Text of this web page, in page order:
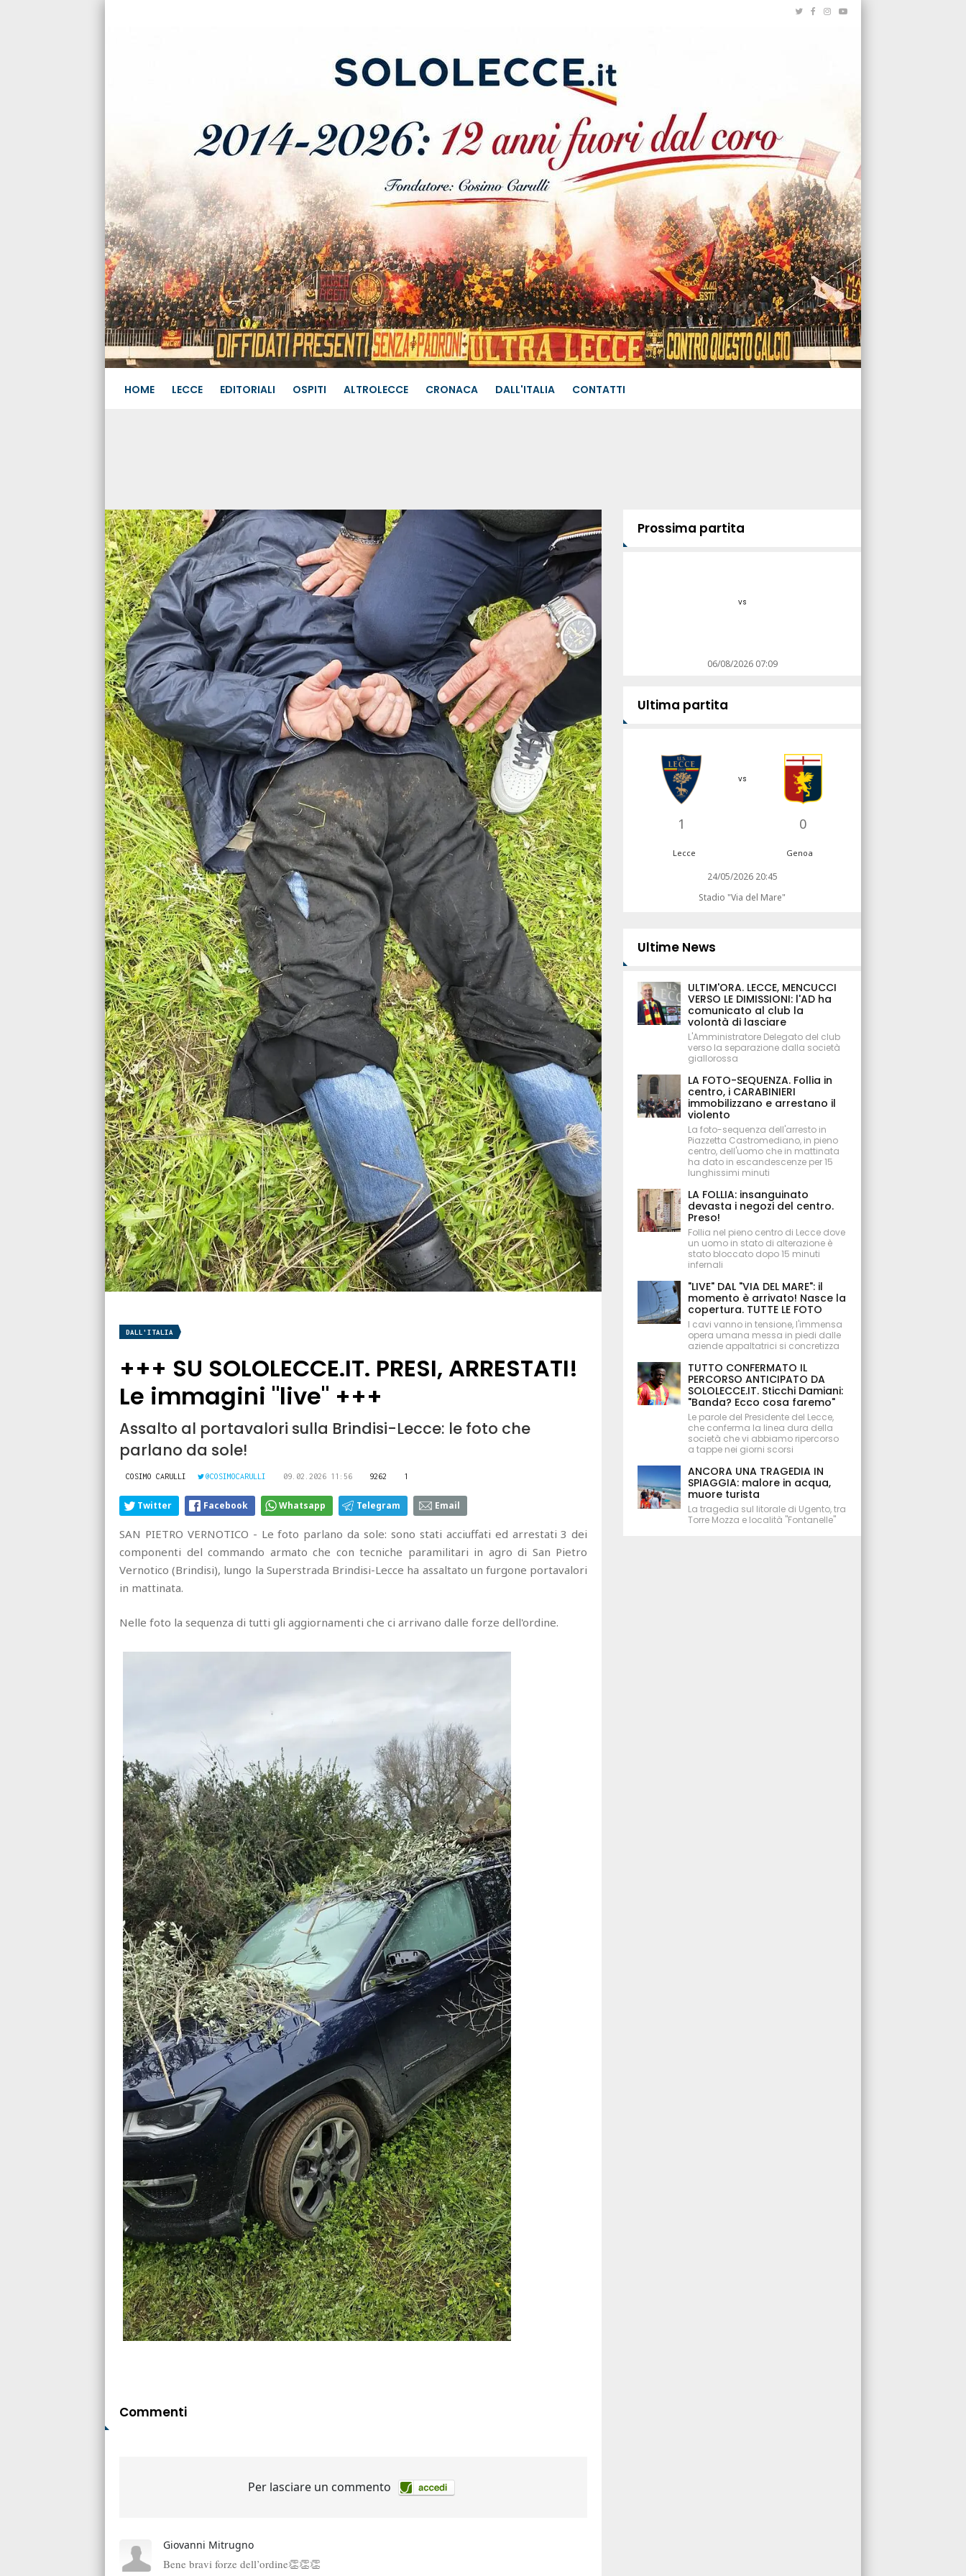
HOME LECCE EDITORIALI OSPITI ALTROLECCE CRONACA DALL'ITALIA CONTATTI
DALL'ITALIA
+++ SU SOLOLECCE.IT. PRESI, ARRESTATI!
Le immagini "live" +++
Assalto al portavalori sulla Brindisi-Lecce: le foto che
parlano da sole!
COSIMO CARULLI @COSIMOCARULLI 09.02.2026 11:56 9262 1
Twitter Facebook Whatsapp Telegram Email
SAN PIETRO VERNOTICO - Le foto parlano da sole: sono stati acciuffati ed arrestati 3 dei
componenti del commando armato che con tecniche paramilitari in agro di San Pietro
Vernotico (Brindisi), lungo la Superstrada Brindisi-Lecce ha assaltato un furgone portavalori
in mattinata.
Nelle foto la sequenza di tutti gli aggiornamenti che ci arrivano dalle forze dell'ordine.
Commenti
Prossima partita
vs
06/08/2026 07:09
Ultima partita
1
vs
0
Lecce Genoa
24/05/2026 20:45
Stadio "Via del Mare"
Ultime News
ULTIM'ORA. LECCE, MENCUCCI
VERSO LE DIMISSIONI: l'AD ha
comunicato al club la
volontà di lasciare
L'Amministratore Delegato del club
verso la separazione dalla società
giallorossa
LA FOTO-SEQUENZA. Follia in
centro, i CARABINIERI
immobilizzano e arrestano il
violento
La foto-sequenza dell'arresto in
Piazzetta Castromediano, in pieno
centro, dell'uomo che in mattinata
ha dato in escandescenze per 15
lunghissimi minuti
LA FOLLIA: insanguinato
devasta i negozi del centro.
Preso!
Follia nel pieno centro di Lecce dove
un uomo in stato di alterazione è
stato bloccato dopo 15 minuti
infernali
"LIVE" DAL "VIA DEL MARE": il
momento è arrivato! Nasce la
copertura. TUTTE LE FOTO
I cavi vanno in tensione, l'immensa
opera umana messa in piedi dalle
aziende appaltatrici si concretizza
TUTTO CONFERMATO IL
PERCORSO ANTICIPATO DA
SOLOLECCE.IT. Sticchi Damiani:
"Banda? Ecco cosa faremo"
Le parole del Presidente del Lecce,
che conferma la linea dura della
società che vi abbiamo ripercorso
a tappe nei giorni scorsi
ANCORA UNA TRAGEDIA IN
SPIAGGIA: malore in acqua,
muore turista
La tragedia sul litorale di Ugento, tra
Torre Mozza e località "Fontanelle"